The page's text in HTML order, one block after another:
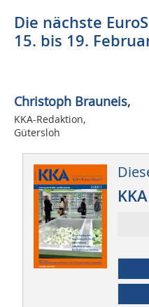
Die nächste
15. bis 19.
Christoph Brauneis,
KKA-Redaktion,
Gütersloh